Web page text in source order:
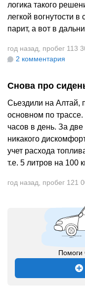
логика такого
легкой вогнутости
парит, а вот в
год назад
пробег 113
2 комментария
Снова про
Сьездили на Алтай,
основном по
часов в день. За
никакого
учет расхода
т.е. 5 литров на 100
год назад пробег 121
Помоги